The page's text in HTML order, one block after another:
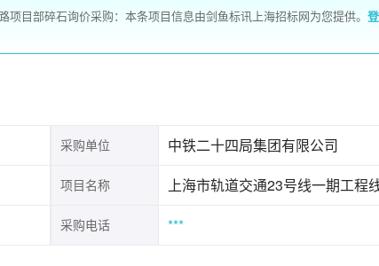
项目部碎石询价采购：本条项目信息由剑鱼标讯上海招标网为您提供。
采购单位 中铁二十四局集团有限公司
项目名称 上海市轨道交通23号线一期工程
采购电话 ***